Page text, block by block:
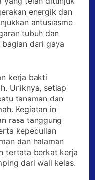
energik dan
antusiasme
tubuh dan
dari gaya
kerja bakti
Uniknya, setiap
tanaman dan
Kegiatan ini
rasa tanggung
kepedulian
dan halaman
tertata berkat kerja
dari wali kelas.